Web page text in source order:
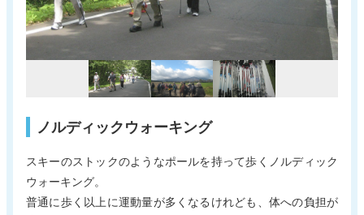
蔵王町観光物産協会について サイトポリシー
リンク集 お問い合わせ
ノルディックウォーキング
スキーのストックのようなポールを持って歩くノルディック
ウォーキング。
普通に歩く以上に運動量が多くなるけれども、体への負担が